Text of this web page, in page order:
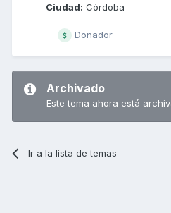
Ciudad: Córdoba
Donador
Archivado
Este tema ahora está
Ir a la lista de temas